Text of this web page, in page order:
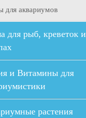
для аквариумов
для рыб, креветок и
и Витамины для
растения